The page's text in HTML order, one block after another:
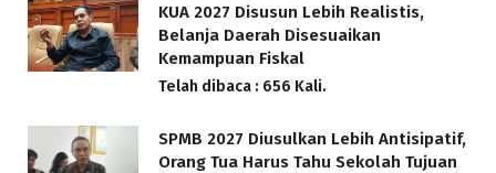
KUA 2027 Disusun Lebih Realistis,
Belanja Daerah Disesuaikan
Kemampuan Fiskal
Telah dibaca : 656 Kali.
SPMB 2027 Diusulkan Lebih Antisipatif,
Orang Tua Harus Tahu Sekolah Tujuan